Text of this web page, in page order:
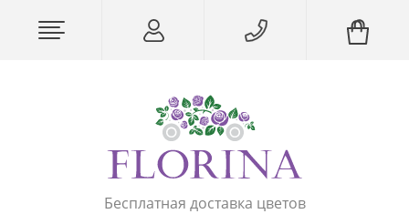
Бесплатная доставка цветов